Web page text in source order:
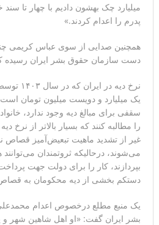
میلیارد چک بهشون دادیم با چهار تا
پدرم را اعدام کردند.»
همچنین صدایی از سوی عباس کریمی
دست سازمان حقوق بشر ایران رسیده
نرخ دیه
یک میلیارد و دویست میلیون تومان
سقفی برای مبالغ دیه وجود ندارد،
را مطالبه کنند که بسیار بالاتر از
غیر از تشدید ماهیت تبعیض‌آمیز قصاص
می‌شوند، درحالیکه ثروتمندان
بپردازند، کار را برای دولت جهت
دستکم بخشی از دیه محکومان به
یک منبع مطلع درخصوص اعدام